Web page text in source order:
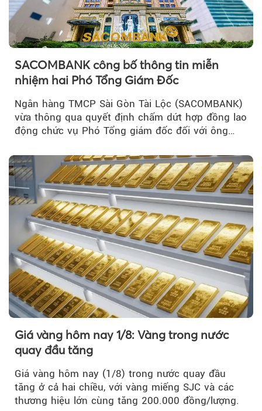
SACOMBANK công bố thông tin miễn
nhiệm hai Phó Tổng Giám Đốc
Ngân hàng TMCP Sài Gòn Tài Lộc (SACOMBANK)
vừa thông qua quyết định chấm dứt hợp đồng lao
động chức vụ Phó Tổng giám đốc đối với ông
Giá vàng hôm nay 1/8: Vàng trong nước
quay đầu tăng
Giá vàng hôm nay (1/8) trong nước quay đầu
tăng ở cả hai chiều, với vàng miếng SJC và các
thương hiệu lớn cùng tăng 200.000 đồng/lượng.